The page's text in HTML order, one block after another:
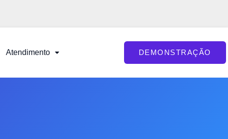
Atendimento DEMONSTRAÇÃO